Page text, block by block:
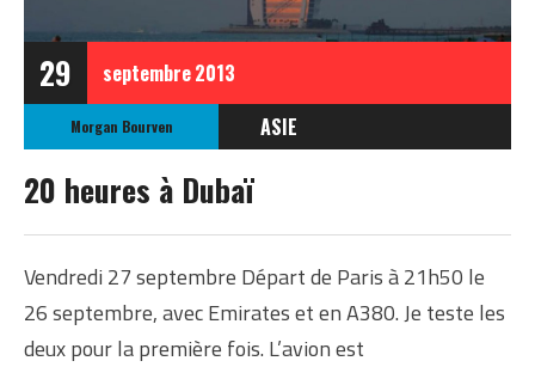
29 septembre2013
Morgan Bourven
ASIE
20 heures à Dubaï
Vendredi 27 septembre Départ de Paris à 21h50 le
26 septembre, avec Emirates et en A380. Je teste les
deux pour la première fois. L’avion est